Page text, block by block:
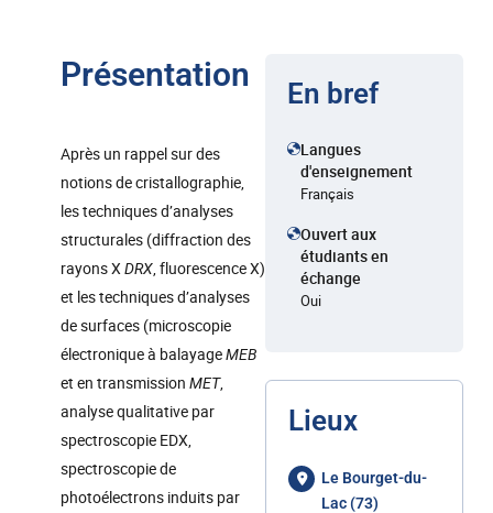
Présentation
Après un rappel sur des
notions de cristallographie,
les techniques d’analyses
structurales (diffraction des
rayons XDRX, fluorescence X)
et les techniques d’analyses
de surfaces (microscopie
électronique à balayageMEB
et en transmission MET,
analyse qualitative par
spectroscopie EDX,
spectroscopie de
photoélectrons induits par
En bref
Langues
d'enseignement
Français
Ouvert aux
étudiants en
échange
Oui
Lieux
Le Bourget-du-
Lac (73)